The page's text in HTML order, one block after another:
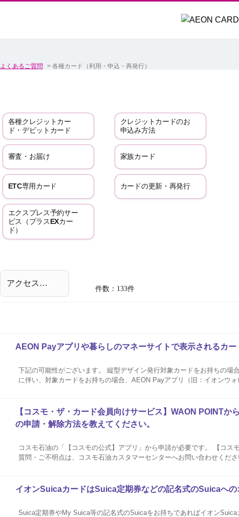
よくあるご質問 > 各種カード（利用・申込・再発行）
各種クレジットカー
ド・デビットカード
クレジットカードのお
申込み方法
審査・お届け 家族カード
ETC専用カード カードの更新・再発行
エクスプレス予約サー
ビス（プラスEXカー
ド）
件数：133件
AEON Payアプリや暮らしのマネーサイトで表示されるカ
下記の可能性がございます。 縦型デザイン発行対象カードをお持ちの場
に伴い、対象カードをお持ちの場合、AEON Payアプリ（旧：イオンウ
【コスモ・ザ・カード会員向けサービス】WAON POINT
の申請・解除方法を教えてください。
コスモ石油の「【コスモの公式】アプリ」から申請が必要です。 【コスモの公式】
質問・ご不明点は、コスモ石油カスタマーセンターへお問い合わせくだ
イオンSuicaカードはSuica定期券などの記名式のSuicaへの
Suica定期券やMy Suica等の記名式のSuicaをお持ちであればイオン